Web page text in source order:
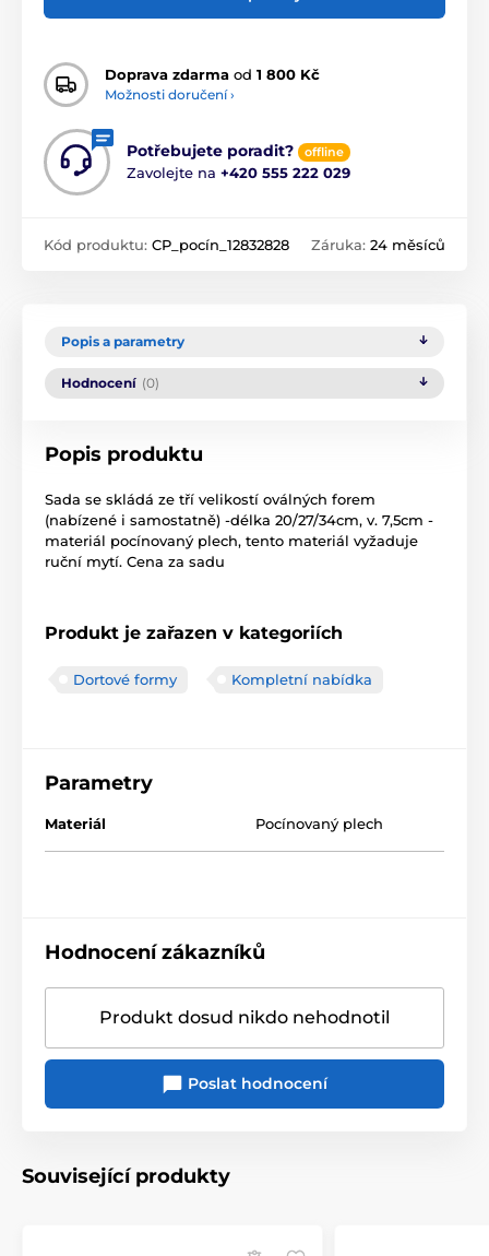
Doprava zdarma od 1 800 Kč
Možnosti doručení ›
Potřebujete poradit? offline
Zavolejte na +420 555 222 029
Kód produktu: CP_pocín_12832828 Záruka: 24 měsíců
Popis a parametry
Hodnocení (0)
Popis produktu
Sada se skládá ze tří velikostí oválných forem
(nabízené i samostatně) -délka 20/27/34cm, v. 7,5cm -
materiál pocínovaný plech, tento materiál vyžaduje
ruční mytí. Cena za sadu
Produkt je zařazen v kategoriích
Dortové formy Kompletní nabídka
Parametry
Materiál Pocínovaný plech
Hodnocení zákazníků
Produkt dosud nikdo nehodnotil
Poslat hodnocení
Související produkty